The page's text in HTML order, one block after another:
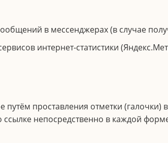
в мессенджерах (в случае
интернет-статистики
проставления отметки (галочки)
ссылке непосредственно в каждой